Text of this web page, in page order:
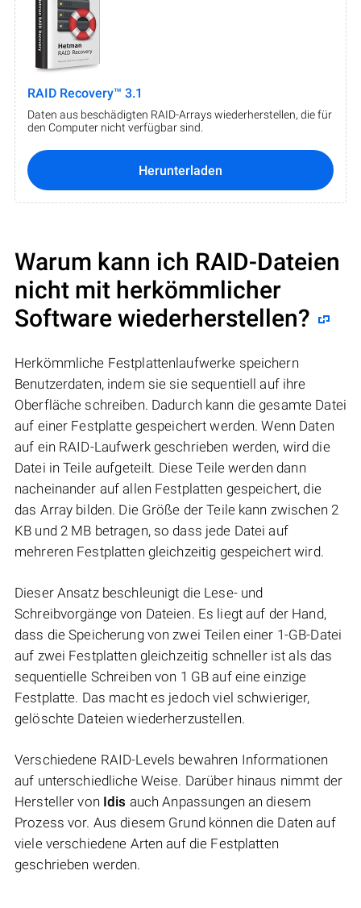
RAID Recovery™ 3.1
Daten aus beschädigten RAID-Arrays wiederherstellen, die für
den Computer nicht verfügbar sind.
Herunterladen
Warum kann ich RAID-Dateien
nicht mit herkömmlicher
Software wiederherstellen?
Herkömmliche Festplattenlaufwerke speichern
Benutzerdaten, indem sie sie sequentiell auf ihre
Oberfläche schreiben. Dadurch kann die gesamte Datei
auf einer Festplatte gespeichert werden. Wenn Daten
auf ein RAID-Laufwerk geschrieben werden, wird die
Datei in Teile aufgeteilt. Diese Teile werden dann
nacheinander auf allen Festplatten gespeichert, die
das Array bilden. Die Größe der Teile kann zwischen 2
KB und 2 MB betragen, so dass jede Datei auf
mehreren Festplatten gleichzeitig gespeichert wird.
Dieser Ansatz beschleunigt die Lese- und
Schreibvorgänge von Dateien. Es liegt auf der Hand,
dass die Speicherung von zwei Teilen einer 1-GB-Datei
auf zwei Festplatten gleichzeitig schneller ist als das
sequentielle Schreiben von 1 GB auf eine einzige
Festplatte. Das macht es jedoch viel schwieriger,
gelöschte Dateien wiederherzustellen.
Verschiedene RAID-Levels bewahren Informationen
auf unterschiedliche Weise. Darüber hinaus nimmt der
Hersteller von Idis auch Anpassungen an diesem
Prozess vor. Aus diesem Grund können die Daten auf
viele verschiedene Arten auf die Festplatten
geschrieben werden.